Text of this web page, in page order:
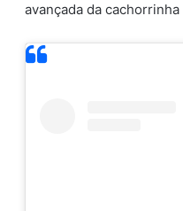
avançada da